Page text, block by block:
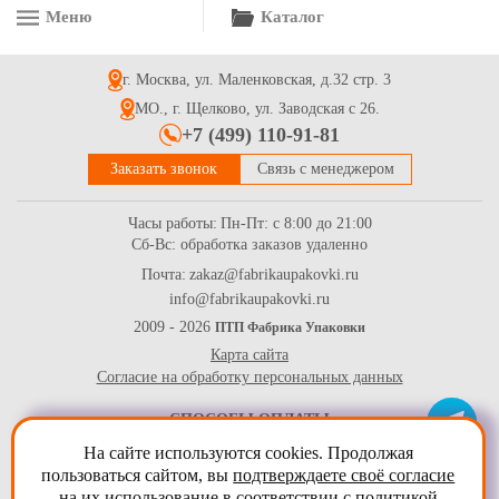
Меню Каталог
г. Москва, ул. Маленковская, д.32 стр. 3
МО., г. Щелково, ул. Заводская с 26.
+7 (499) 110-91-81
Заказать звонок Связь с менеджером
Часы работы: Пн-Пт: с 8:00 до 21:00
Сб-Вс: обработка заказов удаленно
Почта: zakaz@fabrikaupakovki.ru
info@fabrikaupakovki.ru
2009 - 2026 ПТП Фабрика Упаковки
Карта сайта
Согласие на обработку персональных данных
СПОСОБЫ ОПЛАТЫ
На сайте используются cookies. Продолжая
пользоваться сайтом, выподтверждаете своё согласие